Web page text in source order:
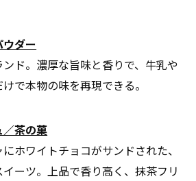
ダー
ド。濃厚な旨味と香りで、牛乳や
で本物の味を再現できる。
茶の菓
ホワイトチョコがサンドされた、
ーツ。上品で香り高く、抹茶フリ